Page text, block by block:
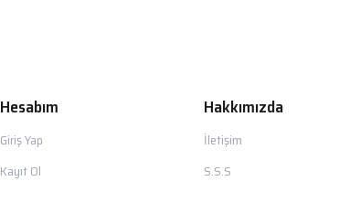
Hesabım
Giriş Yap
Kayıt Ol
Hakkımızda
İletişim
S.S.S